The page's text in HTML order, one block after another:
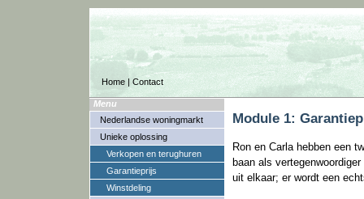
Home | Contact
Menu
Nederlandse woningmarkt
Unieke oplossing
Verkopen en terughuren
Garantieprijs
Winstdeling
Module 1:
Ron en Carla hebben een
baan als
uit elkaar; er wordt een